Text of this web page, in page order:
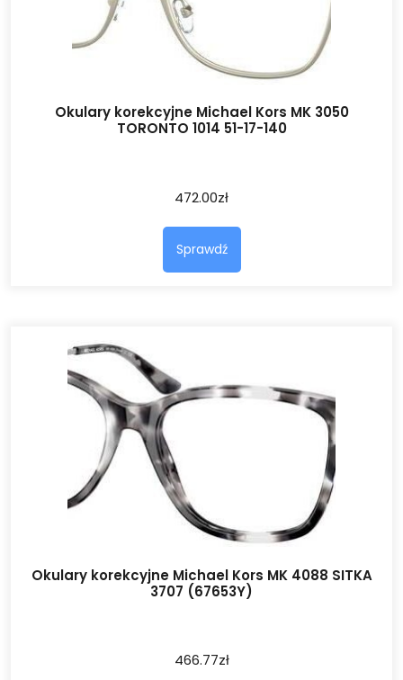
Okulary korekcyjne Michael Kors MK 3050
TORONTO 1014 51-17-140
472.00zł
Sprawdź
Okulary korekcyjne Michael Kors MK 4088 SITKA
3707 (67653Y)
466.77zł